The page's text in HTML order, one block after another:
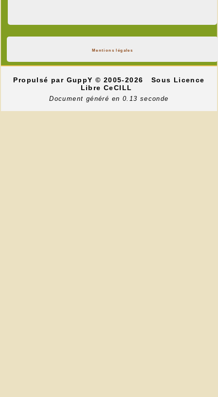
Mentions légales
Propulsé par GuppY© 2005-2026
Sous Licence
Libre CeCILL
Document généré en 0.13 seconde